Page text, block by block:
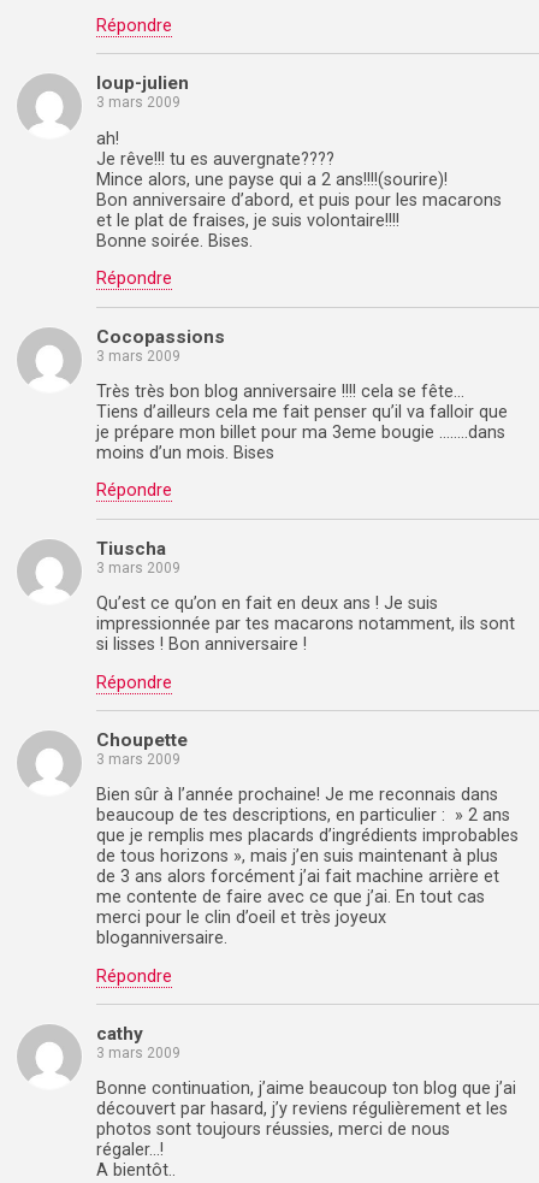
Répondre
loup-julien
3 mars 2009
ah!
Je rêve!!! tu es auvergnate????
Mince alors, une payse qui a 2 ans!!!!(sourire)!
Bon anniversaire d’abord, et puis pour les macarons
et le plat de fraises, je suis volontaire!!!!
Bonne soirée. Bises.
Répondre
Cocopassions
3 mars 2009
Très très bon blog anniversaire !!!! cela se fête…
Tiens d’ailleurs cela me fait penser qu’il va falloir que
je prépare mon billet pour ma 3eme bougie ……..dans
moins d’un mois. Bises
Répondre
Tiuscha
3 mars 2009
Qu’est ce qu’on en fait en deux ans ! Je suis
impressionnée par tes macarons notamment, ils sont
si lisses ! Bon anniversaire !
Répondre
Choupette
3 mars 2009
Bien sûr à l’année prochaine! Je me reconnais dans
beaucoup de tes descriptions, en particulier : » 2 ans
que je remplis mes placards d’ingrédients improbables
de tous horizons », mais j’en suis maintenant à plus
de 3 ans alors forcément j’ai fait machine arrière et
me contente de faire avec ce que j’ai. En tout cas
merci pour le clin d’oeil et très joyeux
bloganniversaire.
Répondre
cathy
3 mars 2009
Bonne continuation, j’aime beaucoup ton blog que j’ai
découvert par hasard, j’y reviens régulièrement et les
photos sont toujours réussies, merci de nous
régaler…!
A bientôt..